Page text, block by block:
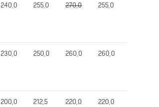
240,0 255,0 270,0 255,0
230,0 250,0 260,0 260,0
200,0 212,5 220,0 220,0